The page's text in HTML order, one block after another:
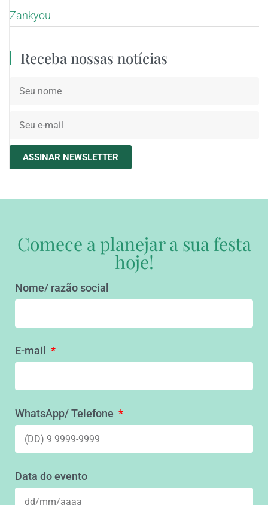
Zankyou
Receba nossas notícias
ASSINAR NEWSLETTER
Comece a planejar a sua festa
hoje!
Nome/ razão social
E-mail
WhatsApp/ Telefone
Data do evento